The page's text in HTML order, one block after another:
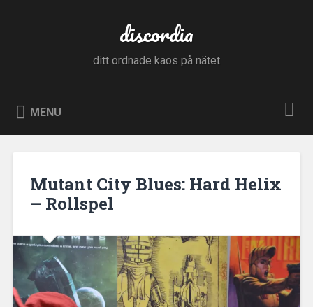
discordia
ditt ordnade kaos på nätet
MENU
Mutant City Blues: Hard Helix
– Rollspel